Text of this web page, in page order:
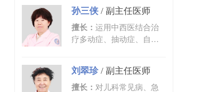
孙三侠 / 副主任医师
擅长： 运用中西医结合治
疗多动症、抽动症、自闭
刘翠珍/ 副主任医师
擅长： 对儿科常见病、急